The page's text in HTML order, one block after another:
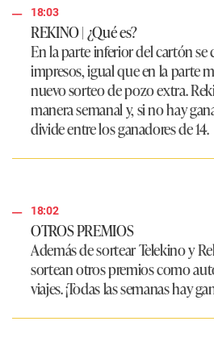
18:03
REKINO | ¿Qué es?
En la parte inferior del cartón se
impresos, igual que en la parte
nuevo sorteo de pozo extra.
manera semanal y, si no hay
divide entre los ganadores de 14.
18:02
OTROS PREMIOS
Además de sortear Telekino y
sortean otros premios como
viajes. ¡Todas las semanas hay